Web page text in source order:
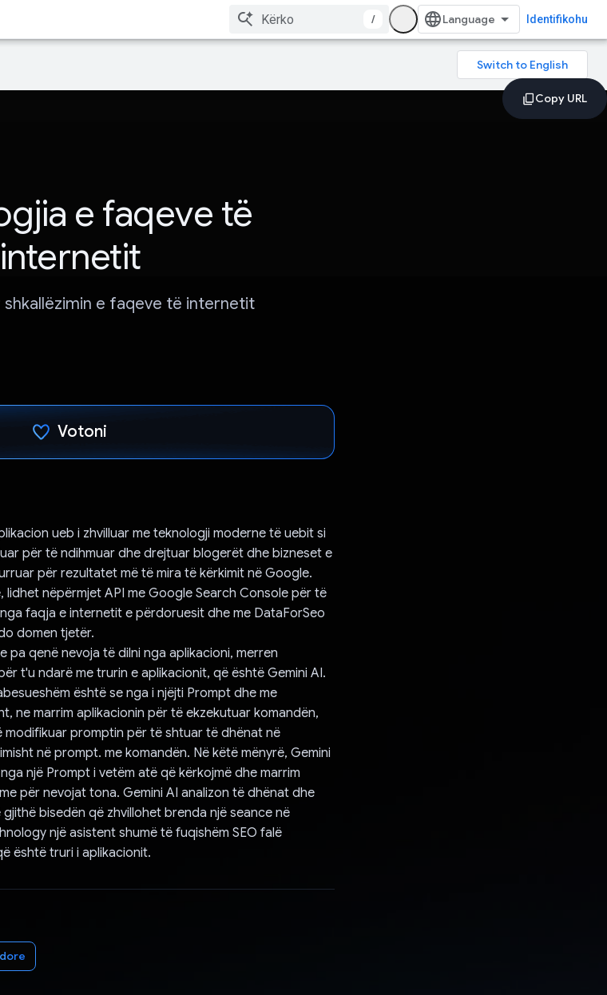
/ Identifikohu
e faqeve të
internetit
shkallëzimin e faqeve të internetit
Votoni
ueb i zhvilluar me teknologji moderne të uebit si
për të ndihmuar dhe drejtuar blogerët dhe bizneset e
për rezultatet më të mira të kërkimit në Google.
lidhet nëpërmjet API me Google Search Console për të
faqja e internetit e përdoruesit dhe me DataForSeo
domen tjetër.
pa qenë nevoja të dilni nga aplikacioni, merren
t'u ndarë me trurin e aplikacionit, që është Gemini AI.
është se nga i njëjti Prompt dhe me
ne marrim aplikacionin për të ekzekutuar komandën,
promptin për të shtuar të dhënat në
në prompt. me komandën. Në këtë mënyrë, Gemini
një Prompt i vetëm atë që kërkojmë dhe marrim
për nevojat tona. Gemini AI analizon të dhënat dhe
bisedën që zhvillohet brenda një seance në
një asistent shumë të fuqishëm SEO falë
është truri i aplikacionit.